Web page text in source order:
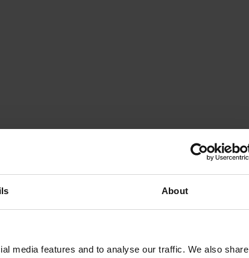
About
media features and to analyse our traffic. We also share